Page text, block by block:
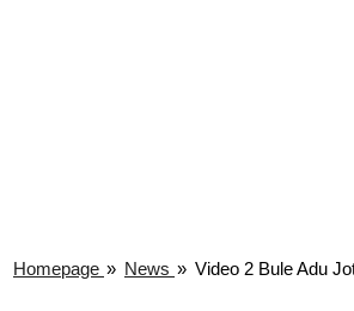
Homepage » News » Video 2 Bule Adu